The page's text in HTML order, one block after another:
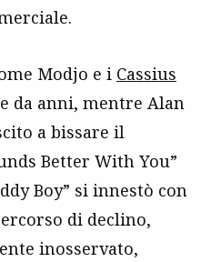
Modjo e i Cassius
da anni, mentre Alan
a bissare il
Better With You”
Boy” si innestò con
di declino,
inosservato,